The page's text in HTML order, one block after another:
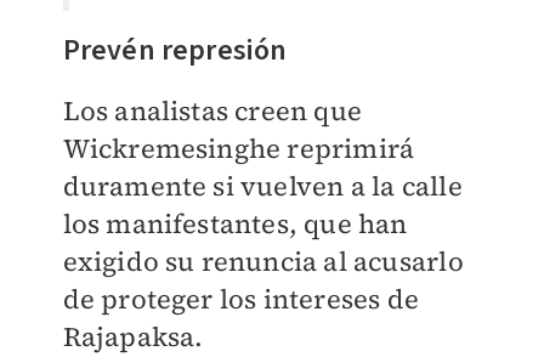
Prevén represión
Los analistas creen que
Wickremesinghe reprimirá
duramente si vuelven a la calle
los manifestantes, que han
exigido su renuncia al acusarlo
de proteger los intereses de
Rajapaksa.